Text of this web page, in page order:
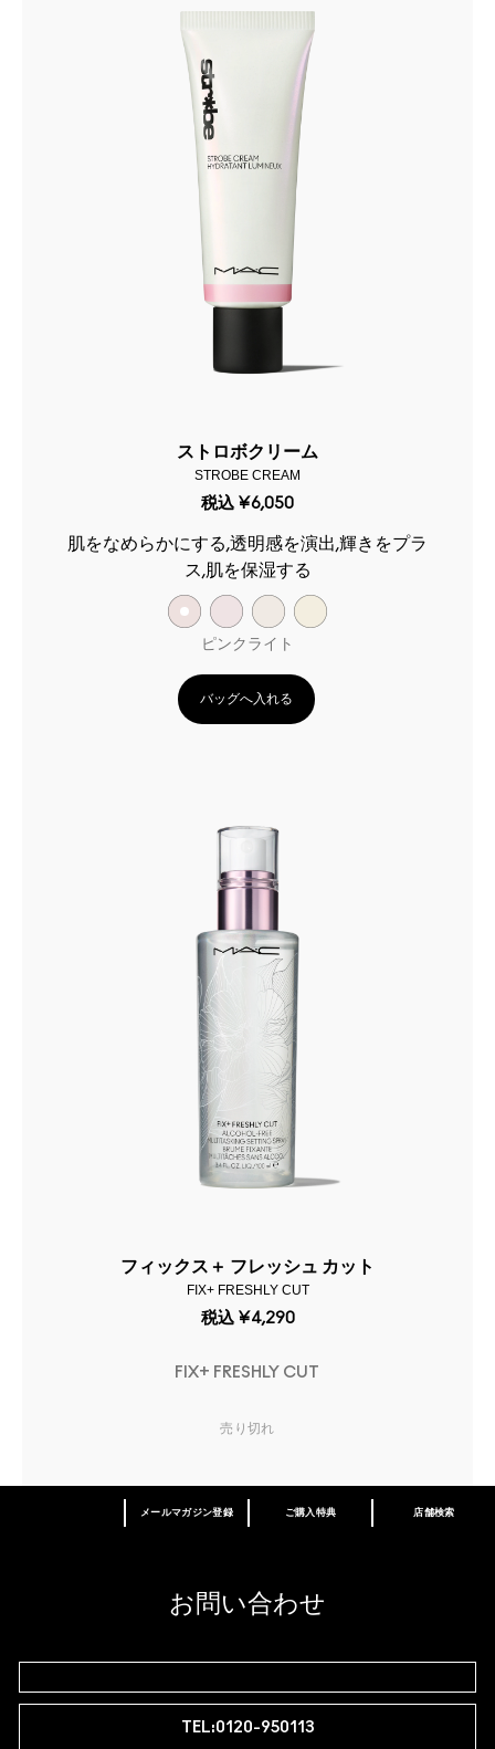
ストロボクリーム
STROBE CREAM
税込 ¥6,050
肌をなめらかにする,透明感を演出,輝きをプラ
ス,肌を保湿する
ピンクライト
バッグへ入れる
フィックス＋ フレッシュ カット
FIX+ FRESHLY CUT
税込 ¥4,290
FIX+ FRESHLY CUT
売り切れ
あなたはM･A･Cラバー ロイヤリティ プログ
登録後の初回購入時に10%OFF
メールマガジン登録 ご購入特典 店舗検索
お問い合わせ
TEL:0120-950113